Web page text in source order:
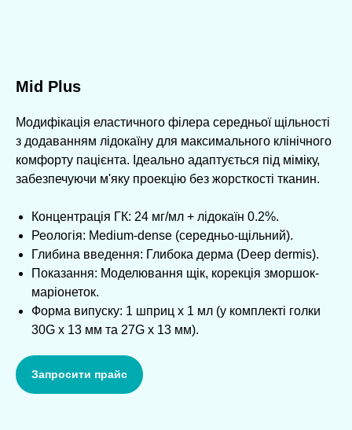
Mid Plus
Модифікація еластичного філера середньої щільності
з додаванням лідокаїну для максимального клінічного
комфорту пацієнта. Ідеально адаптується під міміку,
забезпечуючи м'яку проекцію без жорсткості тканин.
Концентрація ГК: 24 мг/мл + лідокаїн 0.2%.
Реологія: Medium-dense (середньо-щільний).
Глибина введення: Глибока дерма (Deep dermis).
Показання: Моделювання щік, корекція зморшок-
маріонеток.
Форма випуску: 1 шприц х 1 мл (у комплекті голки
30G х 13 мм та 27G х 13 мм).
Запросити прайс